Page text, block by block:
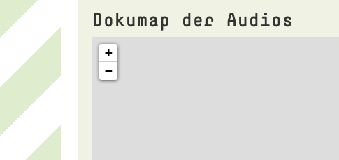
Dokumap der Audios